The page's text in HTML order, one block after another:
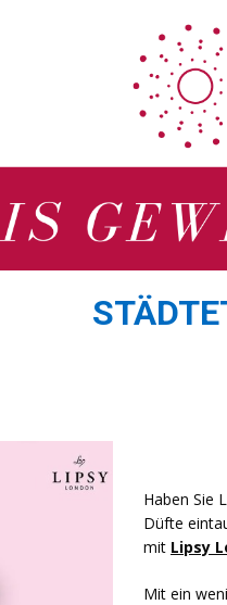
Haben Sie
Düfte
mit Lipsy
Mit ein